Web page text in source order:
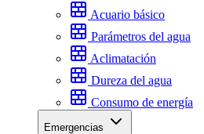
Acuario básico
Parámetros del agua
Aclimatación
Dureza del agua
Consumo de energía
Emergencias